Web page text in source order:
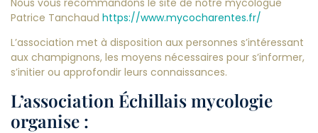
Nous vous recommandons le site de notre mycologue
Patrice Tanchaud https://www.mycocharentes.fr/
L’association met à disposition aux personnes s’intéressant
aux champignons, les moyens nécessaires pour s’informer,
s’initier ou approfondir leurs connaissances.
L’association Échillais mycologie
organise :